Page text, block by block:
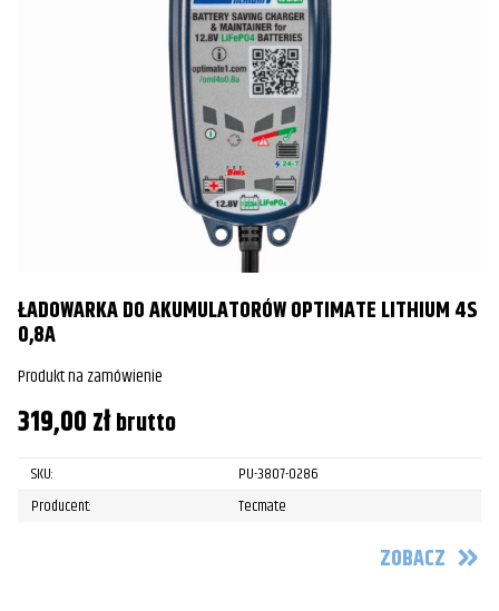
ŁADOWARKA DO AKUMULATORÓW OPTIMATE LITHIUM 4S
0,8A
Produkt na zamówienie
319,00złbrutto
SKU:
PU-3807-0286
Producent:
Tecmate
ZOBACZ